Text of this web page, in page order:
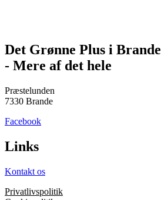
Det Grønne Plus i Brande
- Mere af det hele
Præstelunden
7330 Brande
Facebook
Links
Kontakt os
Privatlivspolitik